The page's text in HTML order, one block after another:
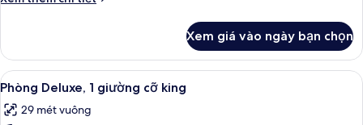
cỡ
Forest
View)
Phòng
Suite
Junior,
giường
Xem giá vào ngày bạn chọn
Xem
tất
cả
Phòng Deluxe, 1 giường cỡ king |
9
Phòng Deluxe, 1 giường cỡ king
29 mét vuông